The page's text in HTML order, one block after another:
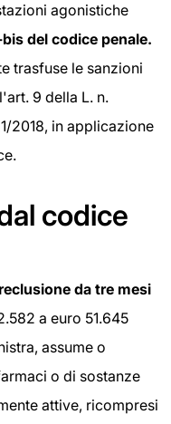
agonistiche
del codice penale.
trasfuse le sanzioni
9 della L. n.
2018, in applicazione
codice
reclusione da tre mesi
a euro 51.645
assume o
o di sostanze
attive, ricompresi